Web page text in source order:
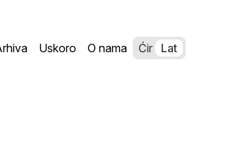
Uskoro O nama Ćir Lat